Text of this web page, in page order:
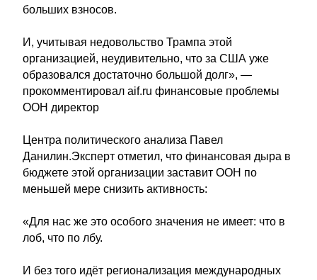
больших взносов.
И, учитывая недовольство Трампа этой
организацией, неудивительно, что за США уже
образовался достаточно большой долг», —
прокомментировал aif.ru финансовые проблемы
ООН директор
Центра политического анализа Павел
Данилин.Эксперт отметил, что финансовая дыра в
бюджете этой организации заставит ООН по
меньшей мере снизить активность:
«Для нас же это особого значения не имеет: что в
лоб, что по лбу.
И без того идёт регионализация международных